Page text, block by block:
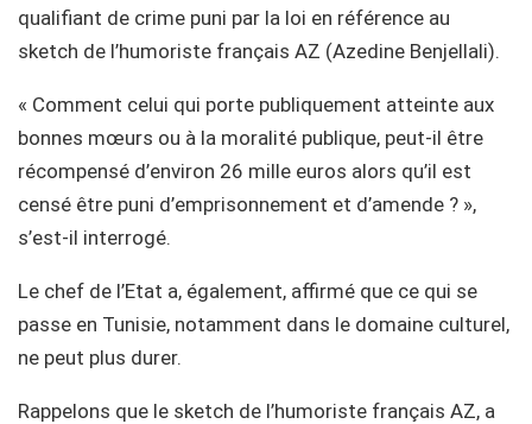
qualifiant de crime puni par la loi en référence au
sketch de l’humoriste français AZ (Azedine Benjellali).
« Comment celui qui porte publiquement atteinte aux
bonnes mœurs ou à la moralité publique, peut-il être
récompensé d’environ 26 mille euros alors qu’il est
censé être puni d’emprisonnement et d’amende ? »,
s’est-il interrogé.
Le chef de l’Etat a, également, affirmé que ce qui se
passe en Tunisie, notamment dans le domaine culturel,
ne peut plus durer.
Rappelons que le sketch de l’humoriste français AZ, a